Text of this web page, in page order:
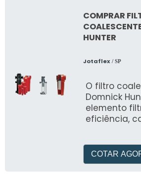
COMPRAR
HUNTER
Jotaflex/ SP
O filtro
Domnick
elemento
eficiência,
COTAR